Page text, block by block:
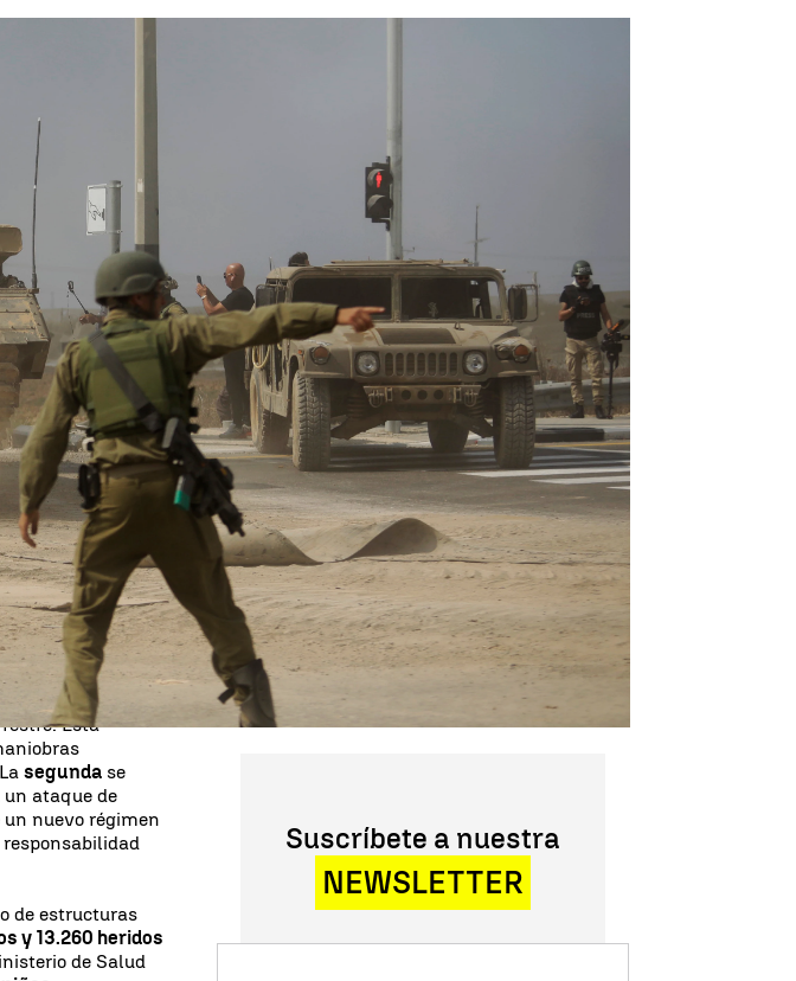
WhatsappFacebook
X Linkedin
Oriente Próximo.
organizado
bombas no han
en el sur de
les haga llegar a
milicianos.
de las horas.
al este y
Esta
segunda se
ataque de
nuevo régimen
responsabilidad
de estructuras
y 13.260 heridos
de Salud
Suscríbete a nuestra
NEWSLETTER